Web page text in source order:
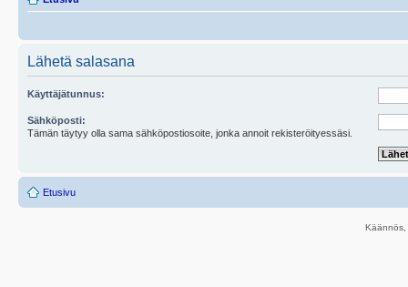
Lähetä salasana
Käyttäjätunnus:
Sähköposti:
Tämän täytyy olla sama sähköpostiosoite, jonka annoit rekisteröityessäsi.
Etusivu